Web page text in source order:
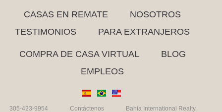
CASAS EN REMATE
NOSOTROS
TESTIMONIOS
PARA EXTRANJEROS
COMPRA DE CASA VIRTUAL
BLOG
EMPLEOS
305-423-9954 Contáctenos Bahia International Realty